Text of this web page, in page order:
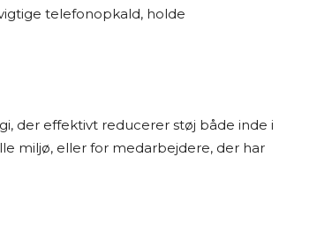
telefonopkald, holde
der effektivt reducerer støj både inde i
miljø, eller for medarbejdere, der har